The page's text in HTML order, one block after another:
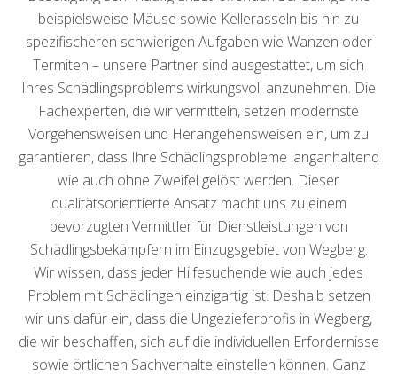
beispielsweise Mäuse sowie Kellerasseln bis hin zu
spezifischeren schwierigen Aufgaben wie Wanzen oder
Termiten – unsere Partner sind ausgestattet, um sich
Ihres Schädlingsproblems wirkungsvoll anzunehmen. Die
Fachexperten, die wir vermitteln, setzen modernste
Vorgehensweisen und Herangehensweisen ein, um zu
garantieren, dass Ihre Schädlingsprobleme langanhaltend
wie auch ohne Zweifel gelöst werden. Dieser
qualitätsorientierte Ansatz macht uns zu einem
bevorzugten Vermittler für Dienstleistungen von
Schädlingsbekämpfern im Einzugsgebiet von Wegberg.
Wir wissen, dass jeder Hilfesuchende wie auch jedes
Problem mit Schädlingen einzigartig ist. Deshalb setzen
wir uns dafür ein, dass die Ungezieferprofis in Wegberg,
die wir beschaffen, sich auf die individuellen Erfordernisse
sowie örtlichen Sachverhalte einstellen können. Ganz